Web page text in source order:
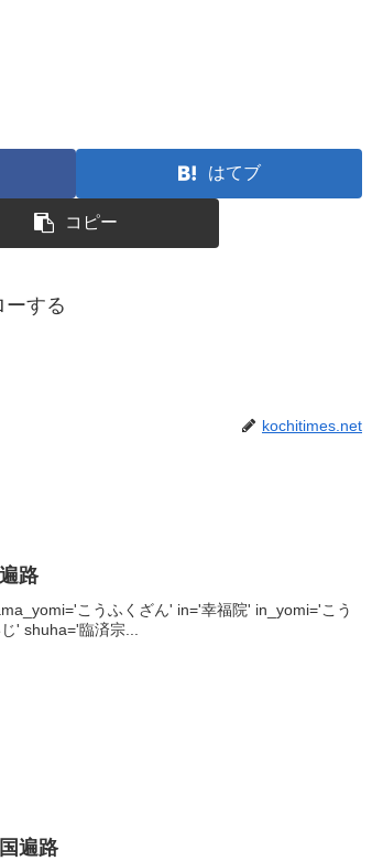
はてブ
コピー
ーする
kochitimes.net
路
こうふくざん' in='幸福院' in_yomi='こう
' shuha='臨済宗...
遍路